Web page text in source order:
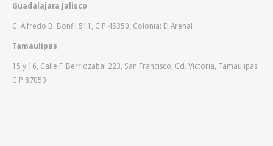
Guadalajara Jalisco
C. Alfredo B. Bonfil 511, C.P 45350, Colonia: El Arenal
Tamaulipas
15 y 16, Calle F. Berriozabal 223, San Francisco, Cd. Victoria, Tamaulipas
C.P 87050